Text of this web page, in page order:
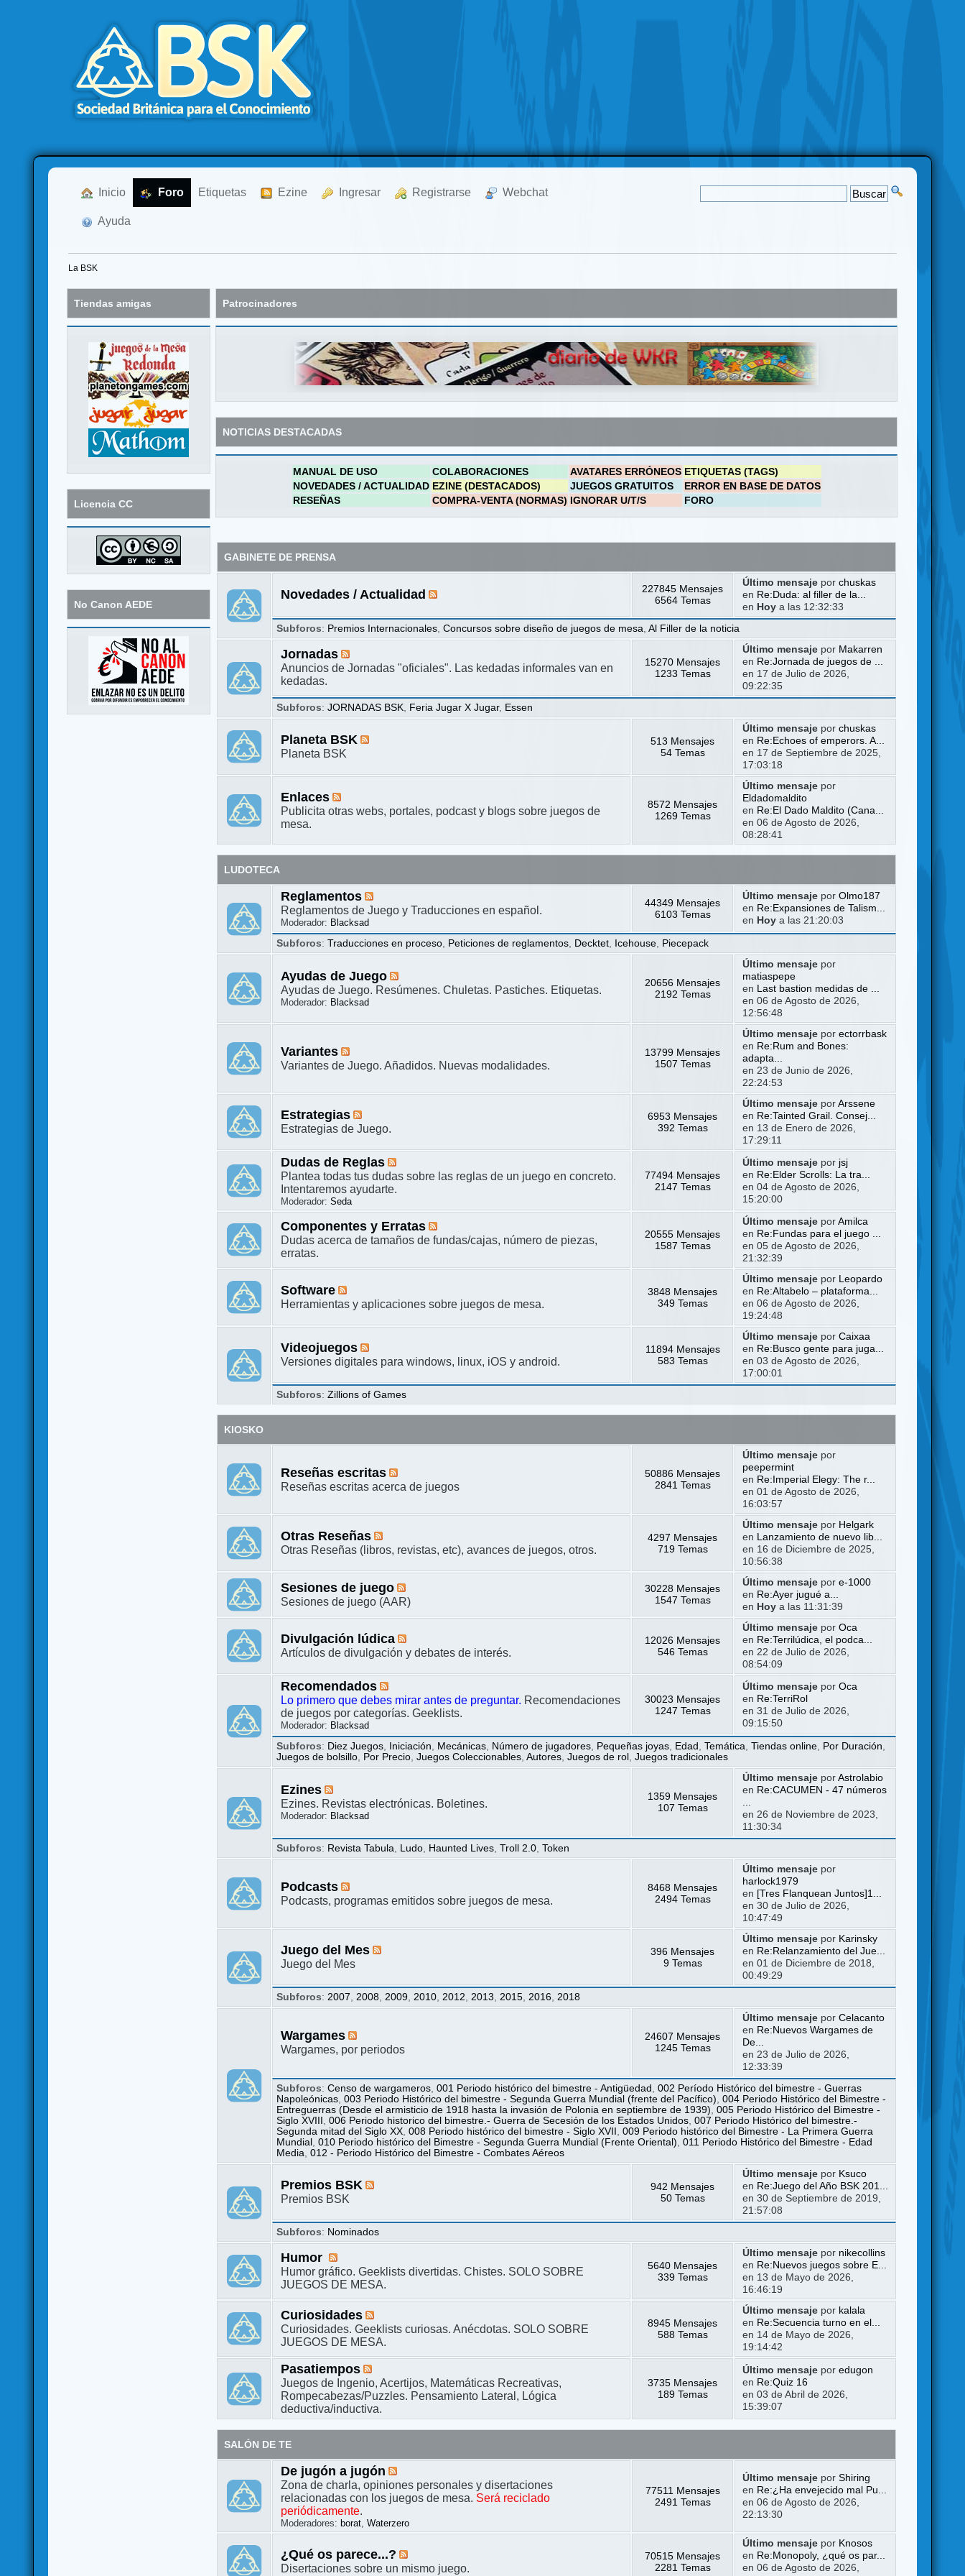
Inicio Foro Etiquetas Ezine Ingresar Registrarse Webchat
Ayuda
La BSK
Tiendas amigas
Licencia CC
No Canon AEDE
Patrocinadores
NOTICIAS DESTACADAS
MANUAL DE USO COLABORACIONES AVATARES ERRÓNEOS ETIQUETAS (TAGS)
NOVEDADES / ACTUALIDAD EZINE (DESTACADOS) JUEGOS GRATUITOS
ERROR EN BASE DE DATOS
RESEÑAS
COMPRA-VENTA (NORMAS) IGNORAR U/T/S FORO
GABINETE DE PRENSA
Novedades / Actualidad
227845 Mensajes
6564 Temas
Último mensajepor chuskas
en Re:Duda: al filler de la...
en Hoya las 12:32:33
Subforos: Premios Internacionales ,Concursos sobre diseño de juegos de mesa ,Al Filler de la noticia
Jornadas
Anuncios de Jornadas "oficiales". Las kedadas informales van en
kedadas.
15270 Mensajes
1233 Temas
Último mensajepor Makarren
en Re:Jornada de juegos de ...
en 17 de Julio de 2026,
09:22:35
Subforos:JORNADAS BSK Feria Jugar X Jugar, Essen
Planeta BSK
Planeta BSK
513 Mensajes
54 Temas
Último mensajepor chuskas
en Re:Echoes of emperors. A...
en 17 de Septiembre de 2025,
17:03:18
Enlaces
Publicita otras webs, portales, podcast y blogs sobre juegos de
mesa.
8572 Mensajes
1269 Temas
Último mensajepor
Eldadomaldito
en Re:El Dado Maldito (Cana...
en 06 de Agosto de 2026,
08:28:41
LUDOTECA
Reglamentos
Reglamentos de Juego y Traducciones en español.
Moderador: Blacksad
44349 Mensajes
6103 Temas
Último mensajepor Olmo187
en Re:Expansiones de Talism...
en Hoya las 21:20:03
Subforos:Traducciones en proceso Peticiones de reglamentos Decktet Icehouse Piecepack
Ayudas de Juego
Ayudas de Juego. Resúmenes. Chuletas. Pastiches. Etiquetas.
Moderador: Blacksad
20656 Mensajes
2192 Temas
Último mensajepor
matiaspepe
en
Last bastion medidas de ...
en 06 de Agosto de 2026,
12:56:48
Variantes
Variantes de Juego. Añadidos. Nuevas modalidades.
13799 Mensajes
1507 Temas
Último mensajepor ectorrbask
en Re:Rum and Bones:
adapta...
en 23 de Junio de 2026,
22:24:53
Estrategias
Estrategias de Juego.
6953 Mensajes
392 Temas
Último mensajepor Arssene
en Re:Tainted Grail. Consej...
en 13 de Enero de 2026,
17:29:11
Dudas de Reglas
Plantea todas tus dudas sobre las reglas de un juego en concreto.
Intentaremos ayudarte.
Moderador:Seda
77494 Mensajes
2147 Temas
Último mensajepor jsj
en Re:Elder Scrolls: La tra...
en 04 de Agosto de 2026,
15:20:00
Componentes y Erratas
Dudas acerca de tamaños de fundas/cajas, número de piezas,
erratas.
20555 Mensajes
1587 Temas
Último mensajepor Amilca
en Re:Fundas para el juego ...
en 05 de Agosto de 2026,
21:32:39
Software
Herramientas y aplicaciones sobre juegos de mesa.
3848 Mensajes
349 Temas
Último mensajepor
Leopardo
en Re:Altabelo – plataforma...
en 06 de Agosto de 2026,
19:24:48
Videojuegos
Versiones digitales para windows, linux, iOS y android.
11894 Mensajes
583 Temas
Último mensajepor Caixaa
en Re:Busco gente para juga...
en 03 de Agosto de 2026,
17:00:01
Subforos:Zillions of Games
KIOSKO
Reseñas escritas
Reseñas escritas acerca de juegos
50886 Mensajes
2841 Temas
Último mensajepor
peepermint
en Re:Imperial Elegy: The r...
en 01 de Agosto de 2026,
16:03:57
Otras Reseñas
Otras Reseñas (libros, revistas, etc), avances de juegos, otros.
4297 Mensajes
719 Temas
Último mensajepor Helgark
en
Lanzamiento de nuevo lib...
en 16 de Diciembre de 2025,
10:56:38
Sesiones de juego
Sesiones de juego (AAR)
30228 Mensajes
1547 Temas
Último mensajepor e-1000
en Re:Ayer jugué a...
en Hoya las 11:31:39
Divulgación lúdica
Artículos de divulgación y debates de interés.
12026 Mensajes
546 Temas
Último mensajepor Oca
en Re:Terrilúdica, el podca...
en 22 de Julio de 2026,
08:54:09
Recomendados
Lo primero que debes mirar antes de preguntar. Recomendaciones
de juegos por categorías. Geeklists.
Moderador: Blacksad
30023 Mensajes
1247 Temas
Último mensajepor Oca
en Re:TerriRol
en 31 de Julio de 2026,
09:15:50
Subforos: Diez Juegos Iniciación Mecánicas Número de jugadores Pequeñas joyas Edad ,Temática ,Tiendas online Por Duración
Juegos de bolsillo
Por Precio ,Juegos Coleccionables ,Autores ,Juegos de rol ,Juegos tradicionales
Ezines
Ezines. Revistas electrónicas. Boletines.
Moderador: Blacksad
1359 Mensajes
107 Temas
Último mensajepor Astrolabio
en Re:CACUMEN - 47 números
en 26 de Noviembre de 2023,
11:30:34
Subforos: Revista Tabula Ludo Haunted Lives ,Troll 2.0 ,Token
Podcasts
Podcasts, programas emitidos sobre juegos de mesa.
8468 Mensajes
2494 Temas
Último mensajepor
harlock1979
en [Tres Flanquean Juntos]1...
en 30 de Julio de 2026,
10:47:49
Juego del Mes
Juego del Mes
396 Mensajes
9 Temas
Último mensajepor Karinsky
en Re:Relanzamiento del Jue...
en 01 de Diciembre de 2018,
00:49:29
Subforos: 2007 2008 2009 2010 2012 2013 2015 2016 2018
Wargames
Wargames, por periodos
24607 Mensajes
1245 Temas
Último mensajepor Celacanto
en Re:Nuevos Wargames de
De...
en 23 de Julio de 2026,
12:33:39
Subforos:Censo de wargameros ,001 Periodo histórico del bimestre - Antigüedad ,002 Período Histórico del bimestre - Guerras
Napoleónicas ,003 Periodo Histórico del bimestre - Segunda Guerra Mundial (frente del Pacífico) ,004 Periodo Histórico del Bimestre -
Entreguerras (Desde el armisticio de 1918 hasta la invasión de Polonia en septiembre de 1939) ,005 Periodo Histórico del Bimestre -
Siglo XVIII
,006 Periodo historico del bimestre.- Guerra de Secesión de los Estados Unidos ,007 Periodo Histórico del bimestre.-
Segunda mitad del Siglo XX ,008 Periodo histórico del bimestre - Siglo XVII ,009 Periodo histórico del Bimestre - La Primera Guerra
Mundial
,010 Periodo histórico del Bimestre - Segunda Guerra Mundial (Frente Oriental) ,011 Periodo Histórico del Bimestre - Edad
Media ,012 - Periodo Histórico del Bimestre - Combates Aéreos
Premios BSK
Premios BSK
942 Mensajes
50 Temas
Último mensajepor Ksuco
en Re:Juego del Año BSK 201...
en 30 de Septiembre de 2019,
21:57:08
Subforos: Nominados
Humor
Humor gráfico. Geeklists divertidas. Chistes. SOLO SOBRE
JUEGOS DE MESA.
5640 Mensajes
339 Temas
Último mensajepor nikecollins
en Re:Nuevos juegos sobre E...
en 13 de Mayo de 2026,
16:46:19
Curiosidades
Curiosidades. Geeklists curiosas. Anécdotas. SOLO SOBRE
JUEGOS DE MESA.
8945 Mensajes
588 Temas
Último mensajepor kalala
en Re:Secuencia turno en el...
en 14 de Mayo de 2026,
19:14:42
Pasatiempos
Juegos de Ingenio, Acertijos, Matemáticas Recreativas,
Rompecabezas/Puzzles. Pensamiento Lateral, Lógica
deductiva/inductiva.
3735 Mensajes
189 Temas
Último mensajepor edugon
en Re:Quiz 16
en 03 de Abril de 2026,
15:39:07
SALÓN DE TE
De jugón a jugón
Zona de charla, opiniones personales y disertaciones
relacionadas con los juegos de mesa. Será reciclado
periódicamente.
Moderadores: borat ,Waterzero
77511 Mensajes
2491 Temas
Último mensajepor Shiring
en Re:¿Ha envejecido mal Pu...
en 06 de Agosto de 2026,
22:13:30
¿Qué os parece...?
Disertaciones sobre un mismo juego.
70515 Mensajes
2281 Temas
Último mensajepor Knosos
en Re:Monopoly, ¿qué os par...
en 06 de Agosto de 2026,